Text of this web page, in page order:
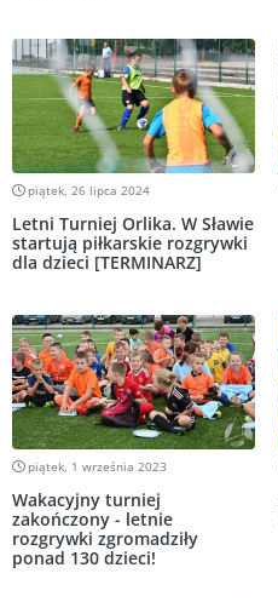
piątek, 26 lipca 2024
Letni Turniej Orlika. W Sławie
startują piłkarskie rozgrywki
dla dzieci [TERMINARZ]
piątek, 1 września 2023
Wakacyjny turniej
zakończony - letnie
rozgrywki zgromadziły
ponad 130 dzieci!